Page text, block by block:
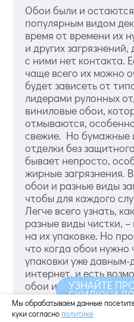
Обои были и
популярным видом
время от времени их
и других
с ними нет контакта.
чаще всего их можно
будет зависеть от
лидерами рулонных
виниловые обои,
отмываются,
свежие. Но бумажные
отделки без
бывает непросто,
жирные загрязнения.
обои и разные виды
чтобы для каждого
Легче всего узнать,
разные виды чистки,
на их упаковке. Но
что когда обои нужно
упаковки уже давным-
интернет, и есть
обои и почитать
сделать не удалось,
тип обоев...
Мы обрабатываем данные
куки согласно политике
УЗНАЙТЕ
СКИДКУ И